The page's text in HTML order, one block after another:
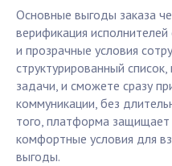
Основные выгоды заказа
верификация
и прозрачные условия
структурированный
задачи, и сможете сразу
коммуникации, без
того, платформа защищает
комфортные условия для
выгоды.